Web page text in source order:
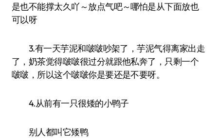
是也不能撑太久吖～放点气吧～哪怕是从下面放也
可以呀
3.有一天芋泥和啵啵吵架了，芋泥气得离家出走
了，奶茶觉得啵啵很过分就跟他私奔了，只剩一个
啵啵，所以这个啵啵你是要还是不要呀。
4.从前有一只很矮的小鸭子
别人都叫它矮鸭